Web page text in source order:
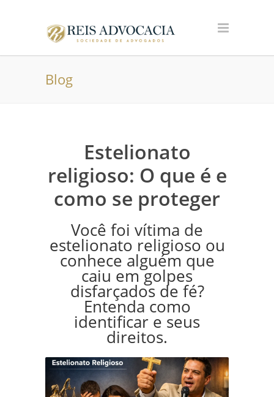
Blog
Estelionato
religioso: O que é e
como se proteger
Você foi vítima de
estelionato religioso ou
conhece alguém que
caiu em golpes
disfarçados de fé?
Entenda como
identificar e seus
direitos.